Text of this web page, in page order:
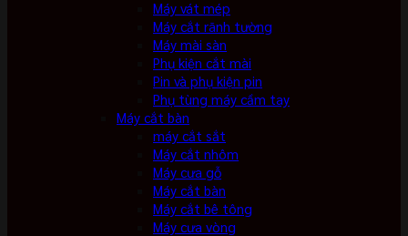
Máy vát mép
Máy cắt rãnh tường
Máy mài sàn
Phụ kiện cắt mài
Pin và phụ kiện pin
Phụ tùng máy cầm tay
Máy cắt bàn
máy cắt sắt
Máy cắt nhôm
Máy cưa gỗ
Máy cắt bàn
Máy cắt bê tông
Máy cưa vòng